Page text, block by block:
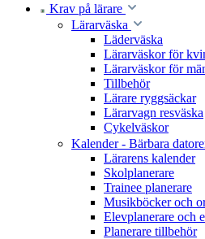
Krav på lärare
Lärarväska
Läderväska
Lärarväskor för
Lärarväskor för
Tillbehör
Lärare ryggsäckar
Lärarvagn resväska
Cykelväskor
Kalender - Bärbara
Lärarens kalender
Skolplanerare
Trainee planerare
Musikböcker och
Elevplanerare och
Planerare tillbehör